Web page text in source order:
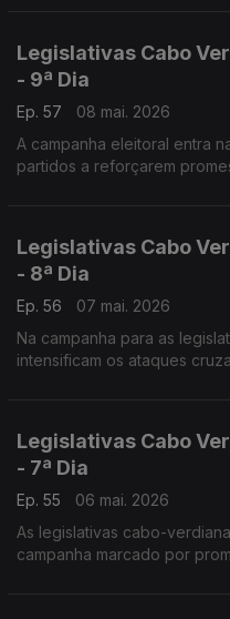
Legislativas Cabo
- 9ª Dia
Ep. 57
08 mai. 2026
A campanha eleitoral entra
partidos a reforçarem
Legislativas Cabo
- 8ª Dia
Ep. 56
07 mai. 2026
Na campanha para as
intensificam os ataques
Legislativas Cabo
- 7ª Dia
Ep. 55
06 mai. 2026
As legislativas cabo-
campanha marcado por